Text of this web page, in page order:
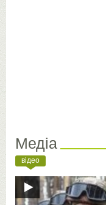
Медіа
відео